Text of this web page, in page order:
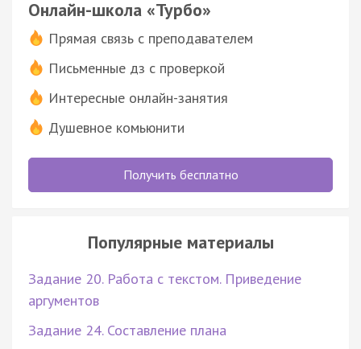
Онлайн-школа «Турбо»
Прямая связь с преподавателем
Письменные дз с проверкой
Интересные онлайн-занятия
Душевное комьюнити
Получить бесплатно
Популярные материалы
Задание 20. Работа с текстом. Приведение
аргументов
Задание 24. Составление плана